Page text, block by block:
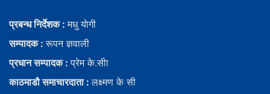
प्रबन्ध निर्देशक :मधु याेगी
सम्पादक :रूपन ज्ञवाली
प्रधान सम्पादक :प्रेम के.सीा
काठमाडौ समाचारदाता :लक्ष्मण के सी